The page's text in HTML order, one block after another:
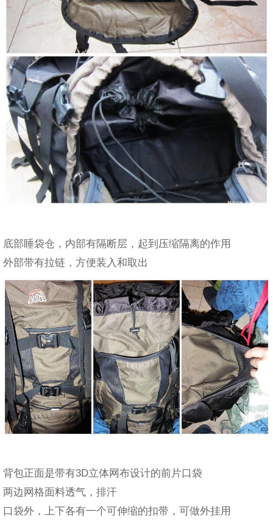
底部睡袋仓，内部有隔断层，起到压缩隔离的作用
外部带有拉链，方便装入和取出
背包正面是带有3D立体网布设计的前片口袋
两边网格面料透气，排汗
口袋外，上下各有一个可伸缩的扣带，可做外挂用